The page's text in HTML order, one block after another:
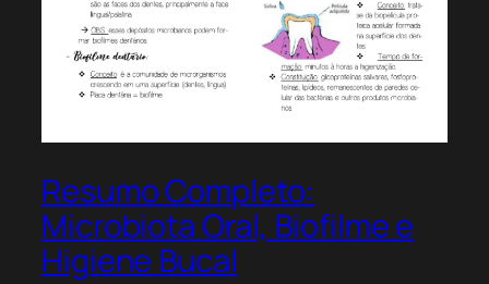
Resumo Completo:
Microbiota Oral, Biofilme e
Higiene Bucal